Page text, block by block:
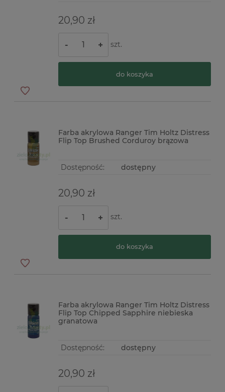
20,90 zł
- + szt.
do koszyka
Farba akrylowa Ranger Tim Holtz Distress
Flip Top Brushed Corduroy brązowa
Dostępność: dostępny
20,90 zł
- + szt.
do koszyka
Farba akrylowa Ranger Tim Holtz Distress
Flip Top Chipped Sapphire niebieska
granatowa
Dostępność: dostępny
20,90 zł